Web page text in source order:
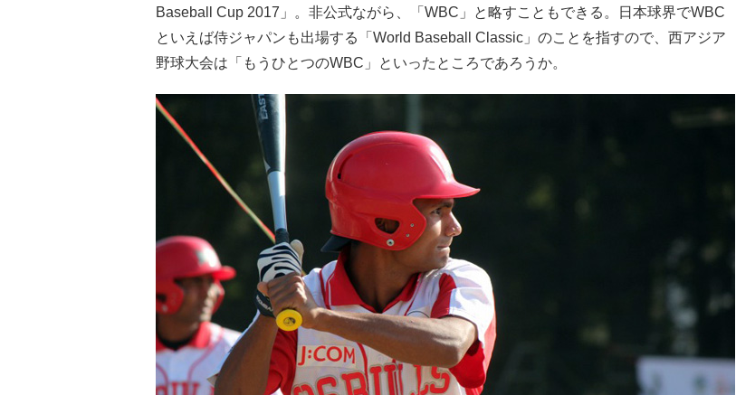
Baseball Cup 2017」。非公式ながら、「WBC」と略すこともできる。日本球界でWBC
といえば侍ジャパンも出場する「World Baseball Classic」のことを指すので、西アジア
野球大会は「もうひとつのWBC」といったところであろうか。